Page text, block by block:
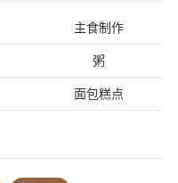
主食制作
粥
面包糕点